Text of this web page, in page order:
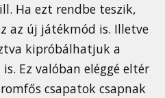
Ha ezt rendbe teszik,
az új játékmód is. Illetve
kipróbálhatjuk a
Ez valóban eléggé eltér
csapatok csapnak